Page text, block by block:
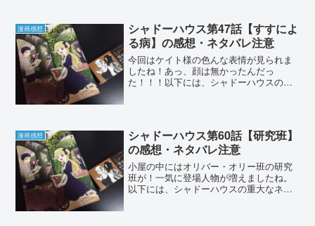
漫画感想
シャドーハウス第47話【すすによ
る病】の感想・ネタバレ注意
今回はケイト様の色んな表情が見られま
したね！あっ、顔は無かったんだっ
た！！！以下には、シャドーハウスの重
が出来ます。また、コミックス...
漫画感想
シャドーハウス第60話【研究班】
の感想・ネタバレ注意
小屋の中にはオリバー・オリー班の研究
班が！一気に登場人物が増えましたね。
以下には、シャドーハウスの重大なネタ